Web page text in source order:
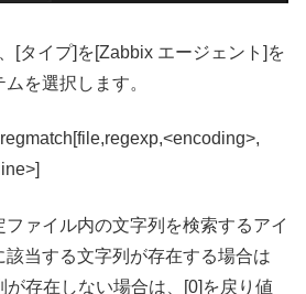
[タイプ]を[Zabbix エージェント]を
を選択します。
ァイル内の文字列を検索するアイ
当する文字列が存在する場合は
が存在しない場合は、[0]を戻り値